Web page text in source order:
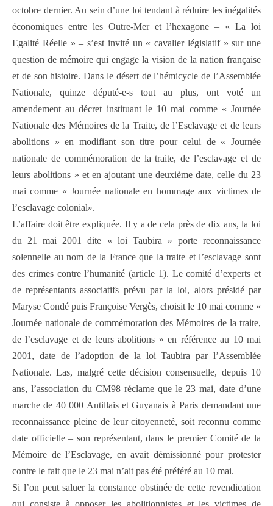
octobre dernier. Au sein d’une loi tendant à réduire les inégalités
économiques entre les Outre-Mer et l’hexagone – « La loi
Egalité Réelle » – s’est invité un « cavalier législatif » sur une
question de mémoire qui engage la vision de la nation française
et de son histoire. Dans le désert de l’hémicycle de l’Assemblée
Nationale, quinze député-e-s tout au plus, ont voté un
amendement au décret instituant le 10 mai comme « Journée
Nationale des Mémoires de la Traite, de l’Esclavage et de leurs
abolitions » en modifiant son titre pour celui de « Journée
nationale de commémoration de la traite, de l’esclavage et de
leurs abolitions » et en ajoutant une deuxième date, celle du 23
mai comme « Journée nationale en hommage aux victimes de
l’esclavage colonial».
L’affaire doit être expliquée. Il y a de cela près de dix ans, la loi
du 21 mai 2001 dite « loi Taubira » porte reconnaissance
solennelle au nom de la France que la traite et l’esclavage sont
des crimes contre l’humanité (article 1). Le comité d’experts et
de représentants associatifs prévu par la loi, alors présidé par
Maryse Condé puis Françoise Vergès, choisit le 10 mai comme «
Journée nationale de commémoration des Mémoires de la traite,
de l’esclavage et de leurs abolitions » en référence au 10 mai
2001, date de l’adoption de la loi Taubira par l’Assemblée
Nationale. Las, malgré cette décision consensuelle, depuis 10
ans, l’association du CM98 réclame que le 23 mai, date d’une
marche de 40 000 Antillais et Guyanais à Paris demandant une
reconnaissance pleine de leur citoyenneté, soit reconnu comme
date officielle – son représentant, dans le premier Comité de la
Mémoire de l’Esclavage, en avait démissionné pour protester
contre le fait que le 23 mai n’ait pas été préféré au 10 mai.
Si l’on peut saluer la constance obstinée de cette revendication